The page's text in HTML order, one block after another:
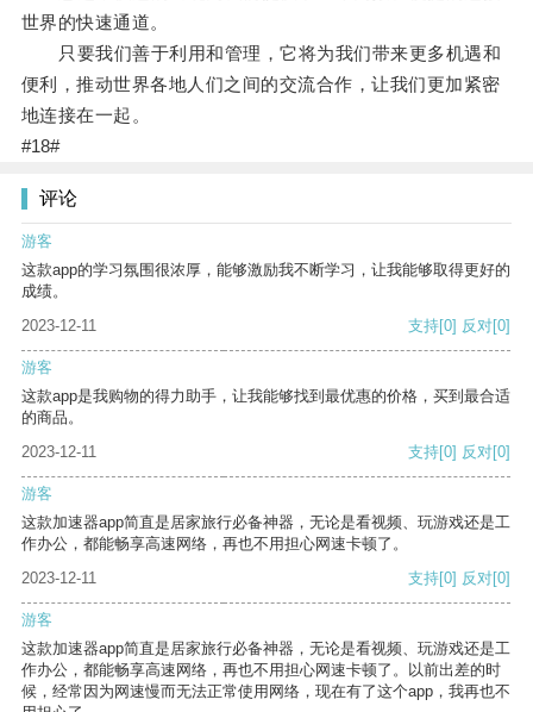
世界的快速通道。
只要我们善于利用和管理，它将为我们带来更多机遇和
便利，推动世界各地人们之间的交流合作，让我们更加紧密
地连接在一起。
#18#
评论
游客
这款app的学习氛围很浓厚，能够激励我不断学习，让我能够取得更好的
成绩。
2023-12-11
支持[0] 反对[0]
游客
这款app是我购物的得力助手，让我能够找到最优惠的价格，买到最合适
的商品。
2023-12-11
支持[0] 反对[0]
游客
这款加速器app简直是居家旅行必备神器，无论是看视频、玩游戏还是工
作办公，都能畅享高速网络，再也不用担心网速卡顿了。
2023-12-11
支持[0] 反对[0]
游客
这款加速器app简直是居家旅行必备神器，无论是看视频、玩游戏还是工
作办公，都能畅享高速网络，再也不用担心网速卡顿了。以前出差的时
候，经常因为网速慢而无法正常使用网络，现在有了这个app，我再也不